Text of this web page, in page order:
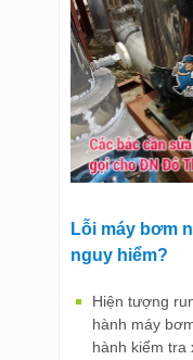
Lỗi máy bơm
nguy hiểm?
Hiện tượng
hành máy
hành kiểm tra